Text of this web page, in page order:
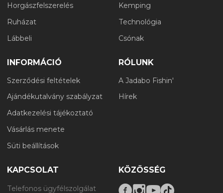
Horgászfelszerelés
Ruházat
Lábbeli
Kemping
Technológia
Csónak
INFORMÁCIÓ
Szerződési feltételek
Ajándékutalvány szabályzat
Adatkezelési tájékoztató
Vásárlás menete
Süti beállítások
RÓLUNK
A Jadabo Fishin'
Hírek
KAPCSOLAT
Telefonos ügyfélszolgálat
KÖZÖSSÉG